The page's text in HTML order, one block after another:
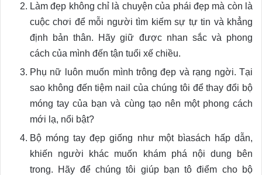
Làm đẹp không chỉ là chuyện của phái đẹp mà còn là
cuộc chơi để mỗi người tìm kiếm sự tự tin và khẳng
định bản thân. Hãy giữ được nhan sắc và phong
cách của mình đến tận tuổi xế chiều.
Phụ nữ luôn muốn mình trông đẹp và rạng ngời. Tại
sao không đến tiệm nail của chúng tôi để thay đổi bộ
móng tay của bạn và cùng tạo nên một phong cách
mới lạ, nổi bật?
Bộ móng tay đẹp giống như một bìasách hấp dẫn,
khiến người khác muốn khám phá nội dung bên
trong. Hãy để chúng tôi giúp bạn tô điểm cho bộ